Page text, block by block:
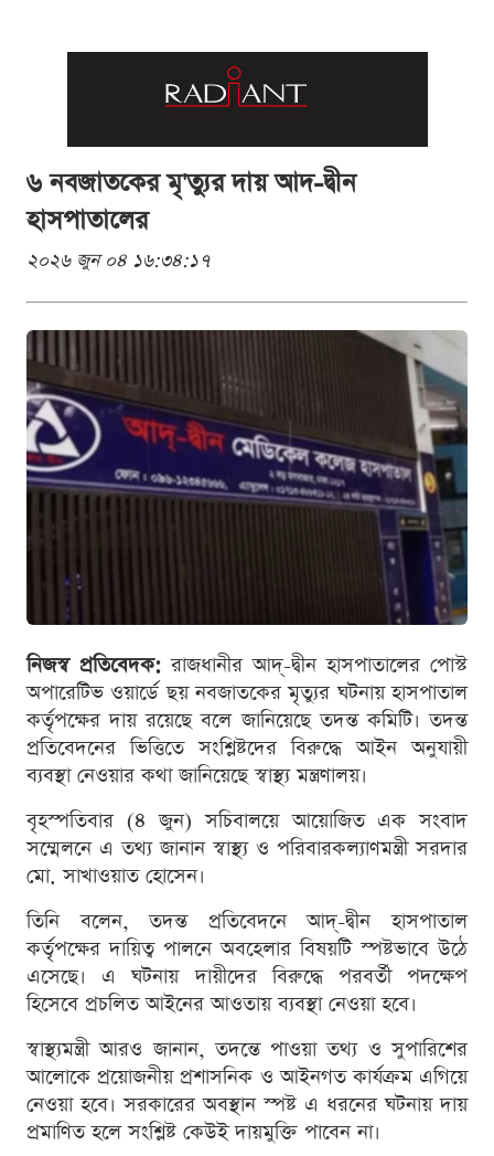
৬ নবজাতকের মৃ'ত্যুর দায় আদ-দ্বীন
হাসপাতালের
২০২৬ জুন ০৪ ১৬:৩৪:১৭
নিজস্ব প্রতিবেদক: রাজধানীর আদ্-দ্বীন হাসপাতালের পোস্ট
অপারেটিভ ওয়ার্ডে ছয় নবজাতকের মৃত্যুর ঘটনায় হাসপাতাল
কর্তৃপক্ষের দায় রয়েছে বলে জানিয়েছে তদন্ত কমিটি। তদন্ত
প্রতিবেদনের ভিত্তিতে সংশ্লিষ্টদের বিরুদ্ধে আইন অনুযায়ী
ব্যবস্থা নেওয়ার কথা জানিয়েছে স্বাস্থ্য মন্ত্রণালয়।
বৃহস্পতিবার (৪ জুন) সচিবালয়ে আয়োজিত এক সংবাদ
সম্মেলনে এ তথ্য জানান স্বাস্থ্য ও পরিবারকল্যাণমন্ত্রী সরদার
মো. সাখাওয়াত হোসেন।
তিনি বলেন, তদন্ত প্রতিবেদনে আদ্-দ্বীন হাসপাতাল
কর্তৃপক্ষের দায়িত্ব পালনে অবহেলার বিষয়টি স্পষ্টভাবে উঠে
এসেছে। এ ঘটনায় দায়ীদের বিরুদ্ধে পরবর্তী পদক্ষেপ
হিসেবে প্রচলিত আইনের আওতায় ব্যবস্থা নেওয়া হবে।
স্বাস্থ্যমন্ত্রী আরও জানান, তদন্তে পাওয়া তথ্য ও সুপারিশের
আলোকে প্রয়োজনীয় প্রশাসনিক ও আইনগত কার্যক্রম এগিয়ে
নেওয়া হবে। সরকারের অবস্থান স্পষ্ট এ ধরনের ঘটনায় দায়
প্রমাণিত হলে সংশ্লিষ্ট কেউই দায়মুক্তি পাবেন না।